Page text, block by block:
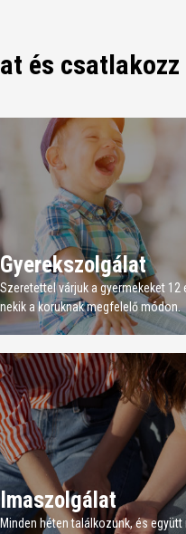
és
Gyerekszolgálat
Szeretettel várjuk a gyermekeket
nekik a koruknak megfelelő módon.
Imaszolgálat
Minden héten találkozunk, és